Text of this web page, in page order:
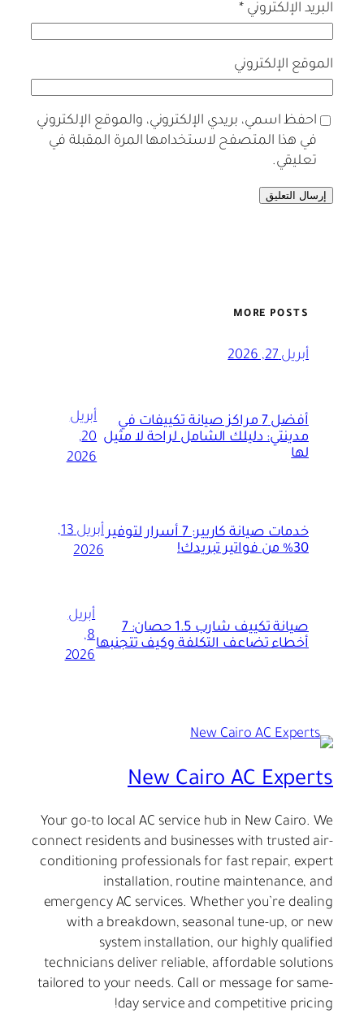
البريد الإلكتروني*
الموقع الإلكتروني
احفظ اسمي، بريدي الإلكتروني، والموقع الإلكتروني
في هذا المتصفح لاستخدامها المرة المقبلة في
تعليقي.
MORE POSTS
أبريل 27, 2026
أفضل 7 مراكز صيانة تكييفات في
مدينتي: دليلك الشامل لراحة لا مثيل
لها
أبريل
20,
2026
خدمات صيانة كاريير: 7 أسرار لتوفير
30% من فواتير تبريدك!
أبريل 13,
2026
صيانة تكييف شارب 1.5 حصان: 7
أخطاء تضاعف التكلفة وكيف تتجنبها
أبريل
8,
2026
New Cairo AC Experts
Your go-to local AC service hub in New Cairo. We
connect residents and businesses with trusted air-
conditioning professionals for fast repair, expert
installation, routine maintenance, and
emergency AC services. Whether you’re dealing
with a breakdown, seasonal tune-up, or new
system installation, our highly qualified
technicians deliver reliable, affordable solutions
tailored to your needs. Call or message for same-
day service and competitive pricing!